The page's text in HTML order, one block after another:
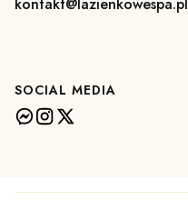
kontakt@lazienkowespa.pl
SOCIAL MEDIA